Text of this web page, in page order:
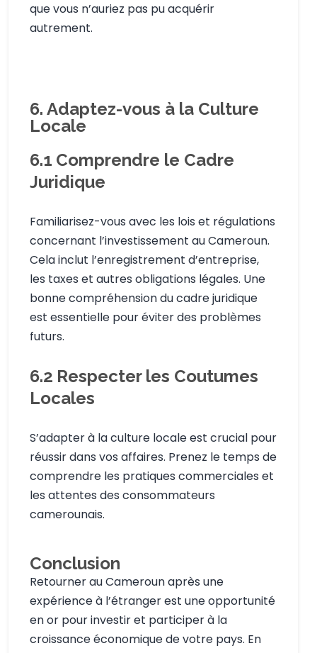
que vous n’auriez pas pu acquérir
autrement.
6. Adaptez-vous à la Culture
Locale
6.1 Comprendre le Cadre
Juridique
Familiarisez-vous avec les lois et régulations
concernant l’investissement au Cameroun.
Cela inclut l’enregistrement d’entreprise,
les taxes et autres obligations légales. Une
bonne compréhension du cadre juridique
est essentielle pour éviter des problèmes
futurs.
6.2 Respecter les Coutumes
Locales
S’adapter à la culture locale est crucial pour
réussir dans vos affaires. Prenez le temps de
comprendre les pratiques commerciales et
les attentes des consommateurs
camerounais.
Conclusion
Retourner au Cameroun après une
expérience à l’étranger est une opportunité
en or pour investir et participer à la
croissance économique de votre pays. En